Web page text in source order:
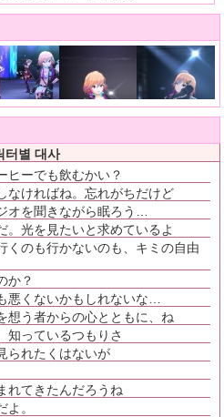
터별 대사
ヒーでも飲むかい？
ければね。忘れがちだけど
オを聞きながら眠ろう…
。光を見たいと求めているよ
くのも行かないのも、キミの自由
か？
悪くないかもしれないな…
想う者からの心とともに、ね
っているつもりさ
られたくはないが
れてきたんだろうね
。